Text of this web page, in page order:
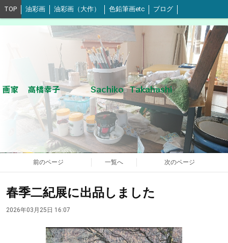
TOP 油彩画 油彩画（大作） 色鉛筆画etc ブログ
画家 高橋幸子 Sachiko Takahashi
前のページ 一覧へ 次のページ
春季二紀展に出品しました
2026年03月25日 16:07